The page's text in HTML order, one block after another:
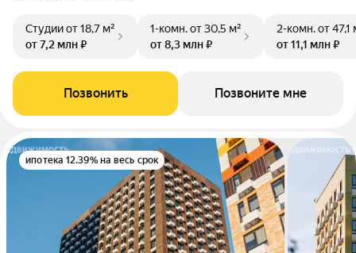
Студииот 18,7 м²
от 7,2 млн ₽
1-комн.от 30,5 м²
от 8,3 млн ₽
2-комн.от 47,1
от 11,1 млн ₽
Позвонить Позвоните мне
ипотека 12.39% на весь срок